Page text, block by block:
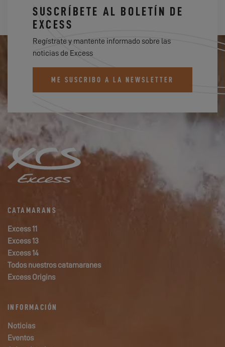
SUSCRÍBETE AL BOLETÍN DE
EXCESS
Regístrate y mantente informado sobre las
noticias de Excess
ME SUSCRIBO A LA NEWSLETTER
CATAMARANS
Excess 11
Excess 13
Excess 14
Todos nuestros catamaranes
Excess Origins
INFORMACIÓN
Noticias
Eventos